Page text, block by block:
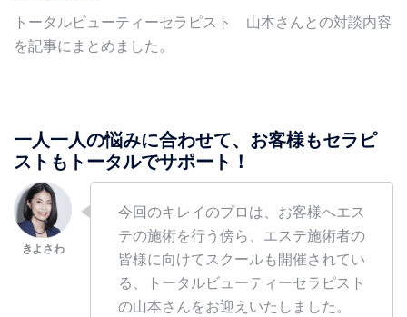
トータルビューティーセラピスト 山本さんとの対談内容
を記事にまとめました。
一人一人の悩みに合わせて、お客様もセラピ
ストもトータルでサポート！
今回のキレイのプロは、お客様へエス
テの施術を行う傍ら、エステ施術者の
皆様に向けてスクールも開催されてい
る、トータルビューティーセラピスト
の山本さんをお迎えいたしました。